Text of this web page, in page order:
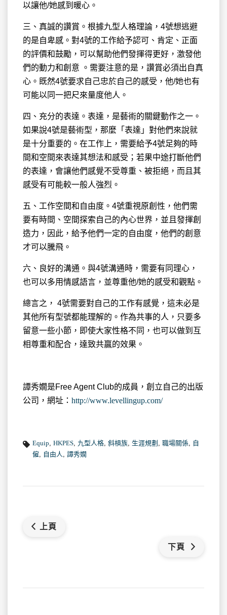
以讓他/她感到暖心。
三、真誠的讚賞。根據九型人格理論，4號想逃避
的是自卑感。對4號的工作給予認可、肯定、正面
的評價和鼓勵，可以幫助他們發揮得更好，激發他
們的動力和創意 。需要注意的是，讚賞必須出自真
心。既然4號要求自己忠於自己的感受，他/她也有
可能以同一把尺來量度他人。
四、充分的表達。表達，是藝術的關鍵動作之一。
如果說4號是藝術型，那麼「表達」對他們來說就
是十分重要的。在工作上，需要給予4號足夠的時
間和空間來表達其想法和感受；若果中途打斷他們
的表達，會讓他們感覺不受尊重、被拒絕，而且其
感受有可能較一般人強烈。
五、工作空間和自由度。4號重視原創性，他們需
要有時間、空間探索自己的內心世界，並且發揮創
造力，因此，給予他們一定的自由度，他們的創意
才可以騰飛。
六、良好的溝通。與4號溝通時，需要有同理心，
也可以多用情感語言，並尊重他/她的感受和觀點。
總言之， 4號需要對自己的工作有感覺，這未必是
其他所有型號都能理解的。作為共事的人，只要多
留意一些小節，即使大家性格不同，也可以做到互
相尊重和配合，達致共贏的效果。
譚秀嫺是Free Agent Club的成員，創立自己的出版
公司，網址： http://www.levellingup.com/
Equip HKPES 九型人格 斜槓族 生涯規劃 職場關係
自
僱
自由人 譚秀嫺
上頁
下頁